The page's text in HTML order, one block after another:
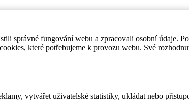
správné fungování webu a zpracovali osobní údaje.
které potřebujeme k provozu webu. Své
vytvářet uživatelské statistiky, ukládat nebo